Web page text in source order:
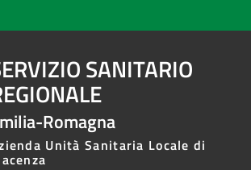
SANITARIO
Romagna
Unità Sanitaria Locale di